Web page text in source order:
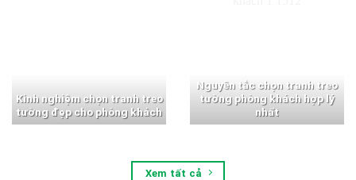
Kinh nghiệm chọn tranh treo
tường đẹp cho phòng khách
Nguyên tắc chọn tranh treo
tường phòng khách hợp lý
nhất
Xem tất cả